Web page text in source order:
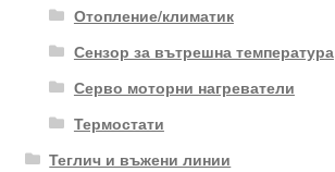
Отопление/климатик
Сензор за вътрешна температура
Серво моторни нагреватели
Термостати
Теглич и въжени линии